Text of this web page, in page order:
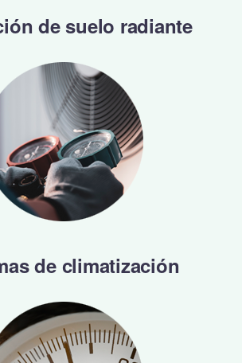
de suelo radiante
de climatización